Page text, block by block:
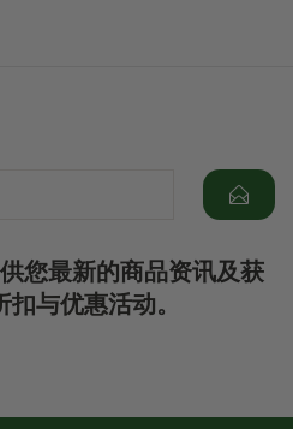
您最新的商品资讯及获
与优惠活动。